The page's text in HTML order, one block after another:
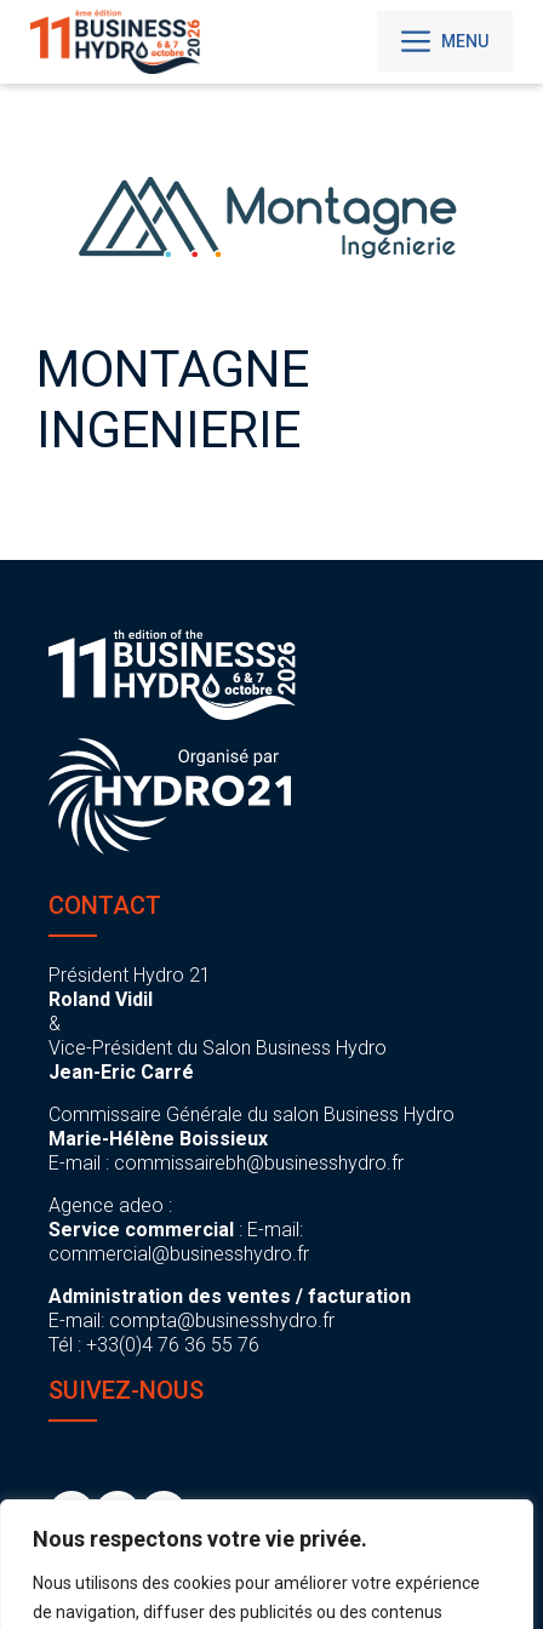
Nous respectons votre vie privée.
Nous utilisons des cookies pour améliorer votre expérience
de navigation, diffuser des publicités ou des contenus
contenu
MENU
MONTAGNE
INGENIERIE
CONTACT
Président Hydro 21
Roland Vidil
&
Vice-Président du Salon Business Hydro
Jean-Eric Carré
Commissaire Générale du salon Business Hydro
Marie-Hélène Boissieux
E-mail : commissairebh@businesshydro.fr
Agence adeo :
Service commercial : E-mail:
commercial@businesshydro.fr
Administration des ventes / facturation
E-mail: compta@businesshydro.fr
Tél : +33(0)4 76 36 55 76
SUIVEZ-NOUS